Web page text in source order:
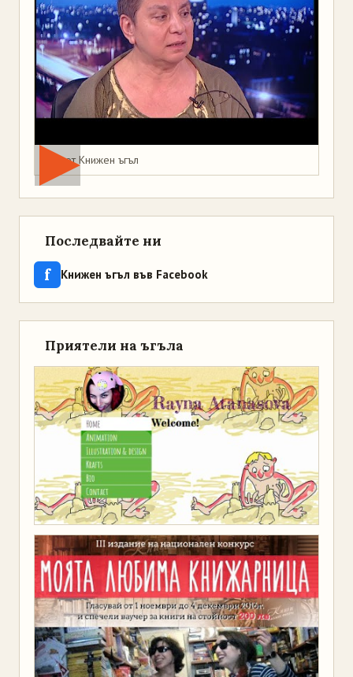
Мая от Книжен ъгъл
Последвайте ни
f Книжен ъгъл във Facebook
Приятели на ъгъла